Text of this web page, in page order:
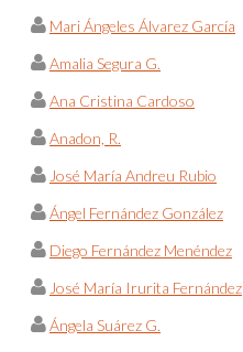
Mari Ángeles Álvarez García
Amalia Segura G.
Ana Cristina Cardoso
Anadon, R.
José María Andreu Rubio
Ángel Fernández González
Diego Fernández Menéndez
José María Irurita Fernández
Ángela Suárez G.